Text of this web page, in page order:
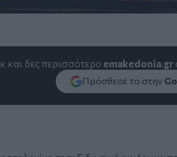
και δες περισσότερο emakedonia.gr
Πρόσθεσέ το στην